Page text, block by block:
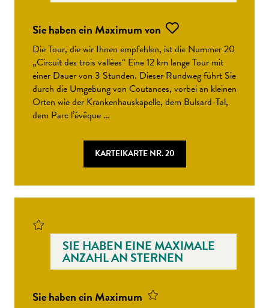
Sie haben ein Maximum von
Die Tour, die wir Ihnen empfehlen, ist die Nummer 20
„Circuit des trois vallées“ Eine 12 km lange Tour mit
einer Dauer von 3 Stunden. Dieser Rundweg führt Sie
durch die Umgebung von Coutances, vorbei an kleinen
Orten wie der Krankenhauskapelle, dem Bulsard-Tal,
dem Parc l’évêque …
KARTEIKARTE NR. 20
SIE HABEN EINE MAXIMALE
ANZAHL AN STERNEN
Sie haben ein Maximum